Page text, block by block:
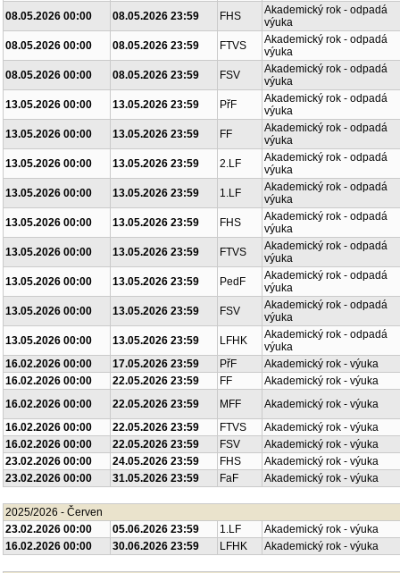
08.05.2026 00:00
08.05.2026 23:59 FHS
Akademický rok - odpadá
výuka
08.05.2026 00:00
08.05.2026 23:59 FTVS
Akademický rok - odpadá
výuka
08.05.2026 00:00
08.05.2026 23:59 FSV
Akademický rok - odpadá
výuka
13.05.2026 00:00
13.05.2026 23:59 PřF
Akademický rok - odpadá
výuka
13.05.2026 00:00
13.05.2026 23:59 FF
Akademický rok - odpadá
výuka
13.05.2026 00:00
13.05.2026 23:59 2.LF
Akademický rok - odpadá
výuka
13.05.2026 00:00
13.05.2026 23:59 1.LF
Akademický rok - odpadá
výuka
13.05.2026 00:00
13.05.2026 23:59 FHS
Akademický rok - odpadá
výuka
13.05.2026 00:00
13.05.2026 23:59 FTVS
Akademický rok - odpadá
výuka
13.05.2026 00:00
13.05.2026 23:59 PedF
Akademický rok - odpadá
výuka
13.05.2026 00:00
13.05.2026 23:59 FSV
Akademický rok - odpadá
výuka
13.05.2026 00:00
13.05.2026 23:59 LFHK
Akademický rok - odpadá
výuka
16.02.2026 00:00
17.05.2026 23:59 PřF
Akademický rok - výuka
16.02.2026 00:00
22.05.2026 23:59 FF
Akademický rok - výuka
16.02.2026 00:00
22.05.2026 23:59 MFF
Akademický rok - výuka
16.02.2026 00:00
22.05.2026 23:59 FTVS
Akademický rok - výuka
16.02.2026 00:00
22.05.2026 23:59 FSV
Akademický rok - výuka
23.02.2026 00:00
24.05.2026 23:59 FHS
Akademický rok - výuka
23.02.2026 00:00
31.05.2026 23:59 FaF Akademický rok - výuka
2025/2026 - Červen
23.02.2026 00:00
05.06.2026 23:59 1.LF
Akademický rok - výuka
16.02.2026 00:00
30.06.2026 23:59 LFHK Akademický rok - výuka